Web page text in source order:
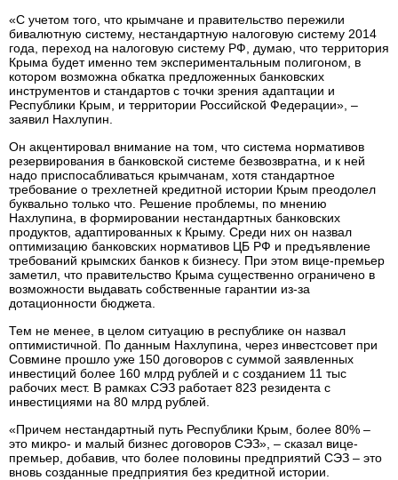
«С учетом того, что крымчане и правительство пережили
бивалютную систему, нестандартную налоговую систему 2014
года, переход на налоговую систему РФ, думаю, что территория
Крыма будет именно тем экспериментальным полигоном, в
котором возможна обкатка предложенных банковских
инструментов и стандартов с точки зрения адаптации и
Республики Крым, и территории Российской Федерации», –
заявил Нахлупин.
Он акцентировал внимание на том, что система нормативов
резервирования в банковской системе безвозвратна, и к ней
надо приспосабливаться крымчанам, хотя стандартное
требование о трехлетней кредитной истории Крым преодолел
буквально только что. Решение проблемы, по мнению
Нахлупина, в формировании нестандартных банковских
продуктов, адаптированных к Крыму. Среди них он назвал
оптимизацию банковских нормативов ЦБ РФ и предъявление
требований крымских банков к бизнесу. При этом вице-премьер
заметил, что правительство Крыма существенно ограничено в
возможности выдавать собственные гарантии из-за
дотационности бюджета.
Тем не менее, в целом ситуацию в республике он назвал
оптимистичной. По данным Нахлупина, через инвестсовет при
Совмине прошло уже 150 договоров с суммой заявленных
инвестиций более 160 млрд рублей и с созданием 11 тыс
рабочих мест. В рамках СЭЗ работает 823 резидента с
инвестициями на 80 млрд рублей.
«Причем нестандартный путь Республики Крым, более 80% –
это микро- и малый бизнес договоров СЭЗ», – сказал вице-
премьер, добавив, что более половины предприятий СЭЗ – это
вновь созданные предприятия без кредитной истории.